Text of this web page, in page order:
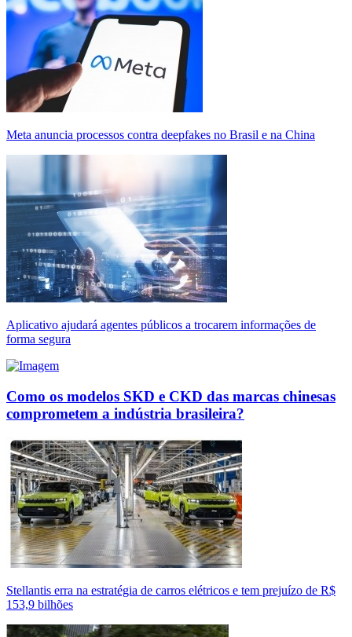
Meta anuncia processos contra deepfakes no Brasil e na China
Aplicativo ajudará agentes públicos a trocarem informações de
forma segura
Como os modelos SKD e CKD das marcas chinesas
comprometem a indústria brasileira?
Stellantis erra na estratégia de carros elétricos e tem prejuízo de R$
153,9 bilhões